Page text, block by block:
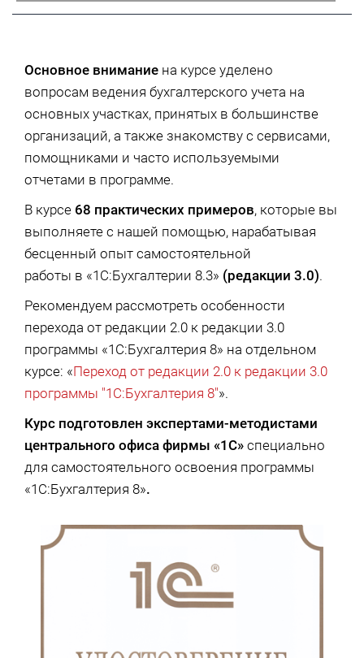
Основное внимание на курсе уделено
вопросам ведения бухгалтерского учета на
основных участках, принятых в большинстве
организаций, а также знакомству с сервисами,
помощниками и часто используемыми
отчетами в программе.
В курсе 68 практических примеров, которые вы
выполняете с нашей помощью, нарабатывая
бесценный опыт самостоятельной
работы в «1С:Бухгалтерии 8.3» (редакции 3.0).
Рекомендуем рассмотреть особенности
перехода от редакции 2.0 к редакции 3.0
программы «1С:Бухгалтерия 8» на отдельном
курсе: «Переход от редакции 2.0 к редакции 3.0
программы "1С:Бухгалтерия 8"».
Курс подготовлен экспертами-методистами
центрального офиса фирмы «1С» специально
для самостоятельного освоения программы
«1С:Бухгалтерия 8».